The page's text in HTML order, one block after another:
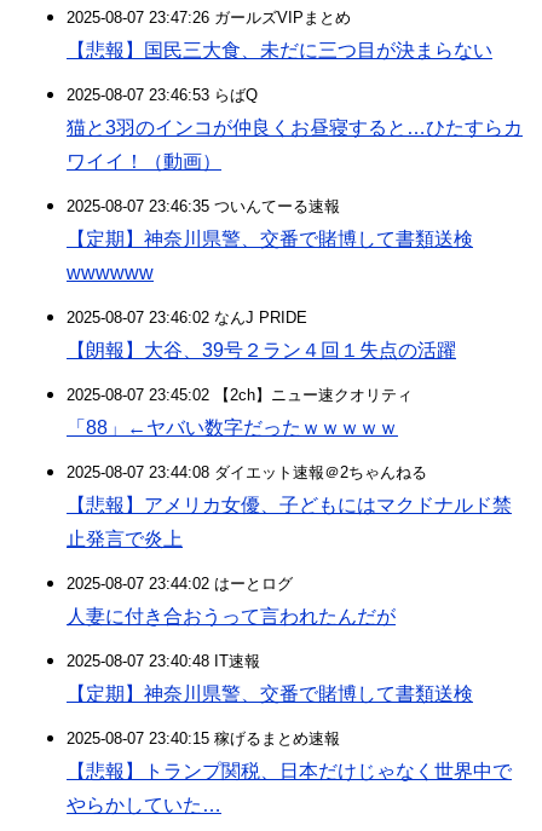
2025-08-07 23:47:26 ガールズVIPまとめ
【悲報】国民三大食、未だに三つ目が決まらない
2025-08-07 23:46:53 らばQ
猫と3羽のインコが仲良くお昼寝すると…ひたすらカ
ワイイ！（動画）
2025-08-07 23:46:35 ついんてーる速報
【定期】神奈川県警、交番で賭博して書類送検
wwwwww
2025-08-07 23:46:02 なんJ PRIDE
【朗報】大谷、39号２ラン４回１失点の活躍
2025-08-07 23:45:02 【2ch】ニュー速クオリティ
「88」←ヤバい数字だったｗｗｗｗｗ
2025-08-07 23:44:08 ダイエット速報＠2ちゃんねる
【悲報】アメリカ女優、子どもにはマクドナルド禁
止発言で炎上
2025-08-07 23:44:02 はーとログ
人妻に付き合おうって言われたんだが
2025-08-07 23:40:48 IT速報
【定期】神奈川県警、交番で賭博して書類送検
2025-08-07 23:40:15 稼げるまとめ速報
【悲報】トランプ関税、日本だけじゃなく世界中で
やらかしていた…